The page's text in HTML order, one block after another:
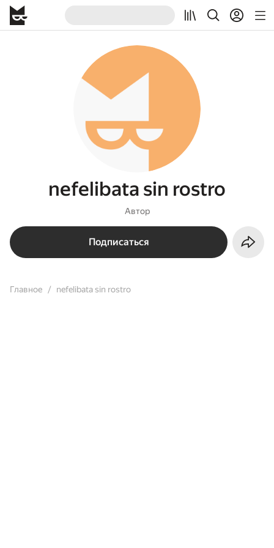
nefelibata sin rostro
Автор
Подписаться
Главное nefelibata sin rostro